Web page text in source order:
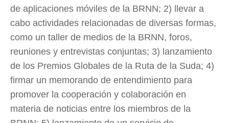
de aplicaciones móviles de la BRNN; 2) llevar a
cabo actividades relacionadas de diversas formas,
como un taller de medios de la BRNN, foros,
reuniones y entrevistas conjuntas; 3) lanzamiento
de los Premios Globales de la Ruta de la Suda; 4)
firmar un memorando de entendimiento para
promover la cooperación y colaboración en
materia de noticias entre los miembros de la